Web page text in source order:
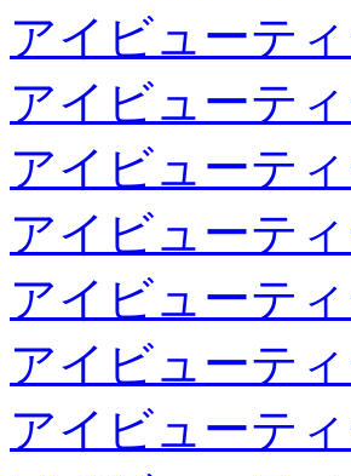
アイビューテ
アイビューテ
アイビューテ
アイビューテ
アイビューテ
アイビューテ
アイビューテ